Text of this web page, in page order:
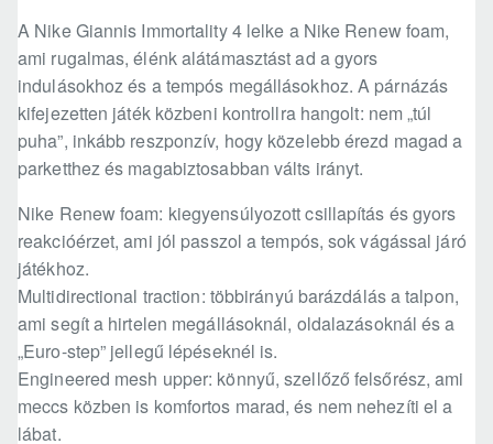
A Nike Giannis Immortality 4 lelke a Nike Renew foam,
ami rugalmas, élénk alátámasztást ad a gyors
indulásokhoz és a tempós megállásokhoz. A párnázás
kifejezetten játék közbeni kontrollra hangolt: nem „túl
puha”, inkább reszponzív, hogy közelebb érezd magad a
parketthez és magabiztosabban válts irányt.
Nike Renew foam: kiegyensúlyozott csillapítás és gyors
reakcióérzet, ami jól passzol a tempós, sok vágással járó
játékhoz.
Multidirectional traction: többirányú barázdálás a talpon,
ami segít a hirtelen megállásoknál, oldalazásoknál és a
„Euro-step” jellegű lépéseknél is.
Engineered mesh upper: könnyű, szellőző felsőrész, ami
meccs közben is komfortos marad, és nem nehezíti el a
lábat.